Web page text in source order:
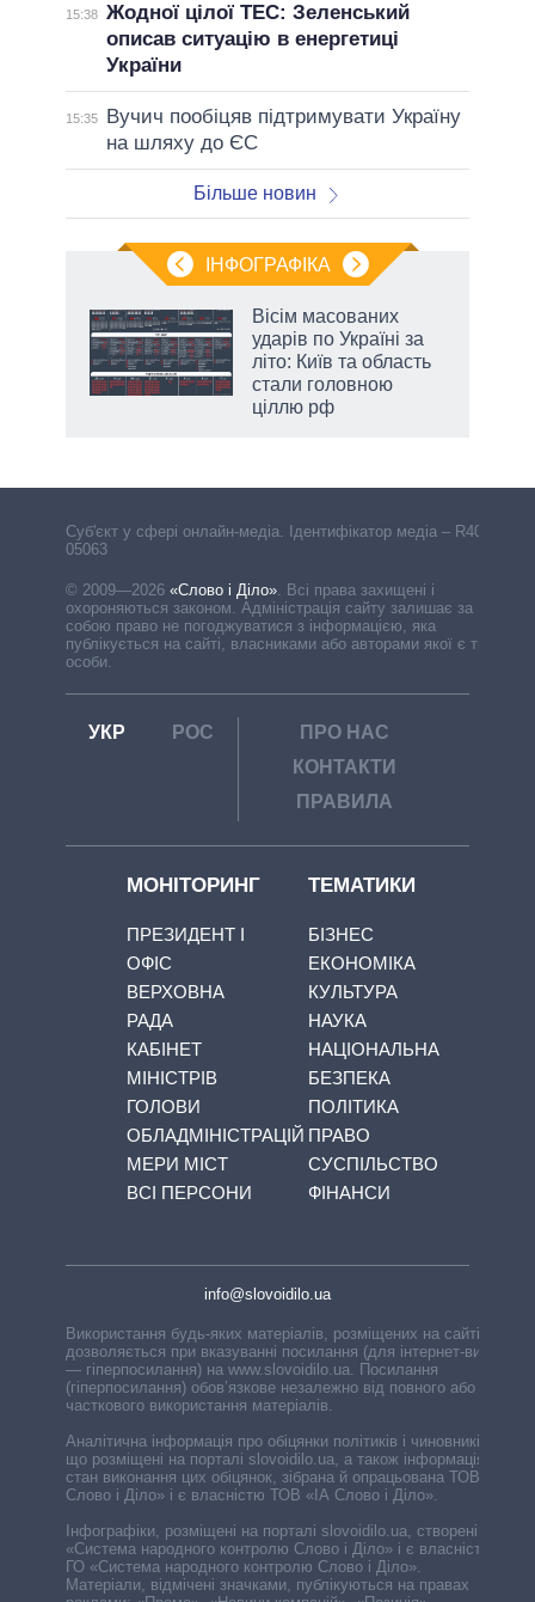
15:38 Жодної цілої ТЕС: Зеленський
описав ситуацію в енергетиці
України
15:35
Вучич пообіцяв підтримувати Україну
на шляху до ЄС
Більше новин
ІНФОГРАФІКА
Вісім масованих
ударів по Україні за
літо: Київ та область
стали головною
ціллю рф
Cуб'єкт у сфері онлайн-медіа. Ідентифікатор медіа – R40-
05063
© 2009—2026 «Слово і Діло». Всі права захищені і
охороняються законом. Адміністрація сайту залишає за
собою право не погоджуватися з інформацією, яка
публікується на сайті, власниками або авторами якої є треті
особи.
УКР РОС
ПРО НАС
КОНТАКТИ
ПРАВИЛА
МОНІТОРИНГ
ПРЕЗИДЕНТ І
ОФІС
ВЕРХОВНА
РАДА
КАБІНЕТ
МІНІСТРІВ
ГОЛОВИ
ОБЛАДМІНІСТРАЦІЙ
МЕРИ МІСТ
ВСІ ПЕРСОНИ
ТЕМАТИКИ
БІЗНЕС
ЕКОНОМІКА
КУЛЬТУРА
НАУКА
НАЦІОНАЛЬНА
БЕЗПЕКА
ПОЛІТИКА
ПРАВО
СУСПІЛЬСТВО
ФІНАНСИ
info@slovoidilo.ua
Використання будь-яких матеріалів, розміщених на сайті,
дозволяється при вказуванні посилання (для інтернет-видань
— гіперпосилання) на www.slovoidilo.ua. Посилання
(гіперпосилання) обов’язкове незалежно від повного або
часткового використання матеріалів.
Аналітична інформація про обіцянки політиків і чиновників,
що розміщені на порталі slovoidilo.ua, а також інформація про
стан виконання цих обіцянок, зібрана й опрацьована ТОВ «ІА
Слово і Діло» і є власністю ТОВ «ІА Слово і Діло».
Інфографіки, розміщені на порталі slovoidilo.ua, створені ГО
«Система народного контролю Слово і Діло» і є власністю
ГО «Система народного контролю Слово і Діло».
Матеріали, відмічені значками, публікуються на правах